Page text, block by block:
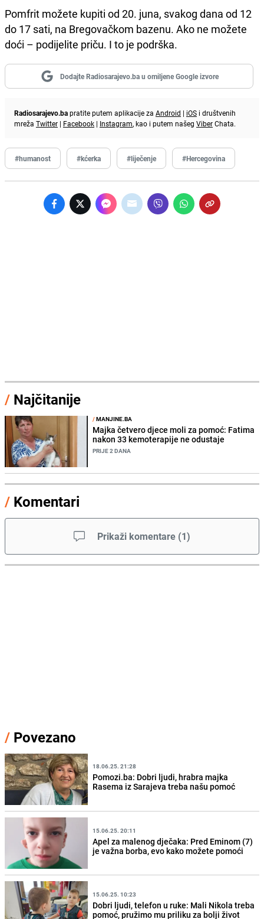
Pomfrit možete kupiti od 20. juna, svakog dana od 12
do 17 sati, na Bregovačkom bazenu. Ako ne možete
doći – podijelite priču. I to je podrška.
Dodajte Radiosarajevo.ba u omiljene Google izvore
Radiosarajevo.bapratite putem aplikacije za Android | iOS i društvenih
mreža Twitter | Facebook | Instagram, kao i putem našeg ViberChata.
#humanost #kćerka #liječenje #Hercegovina
/ Najčitanije
/MANJINE.BA
Majka četvero djece moli za pomoć: Fatima
nakon 33 kemoterapije ne odustaje
PRIJE 2 DANA
/ Komentari
Prikaži komentare (1)
/ Povezano
18.06.25. 21:28
Pomozi.ba: Dobri ljudi, hrabra majka
Rasema iz Sarajeva treba našu pomoć
15.06.25. 20:11
Apel za malenog dječaka: Pred Eminom (7)
je važna borba, evo kako možete pomoći
15.06.25. 10:23
Dobri ljudi, telefon u ruke: Mali Nikola treba
pomoć, pružimo mu priliku za bolji život